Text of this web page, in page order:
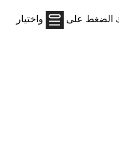
الضغط على
واختيار